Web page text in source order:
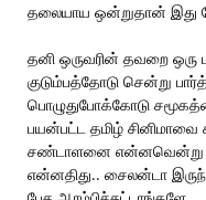
தலையாய ஒன்றுதான் இது
தனி ஒருவரின் தவறை ஒரு
குடும்பத்தோடு சென்று
பொழுதுபோக்கோடு
பயன்பட்ட தமிழ்
சண்டாளனை என்னவென்று
என்னதிது.. சைலன்டா